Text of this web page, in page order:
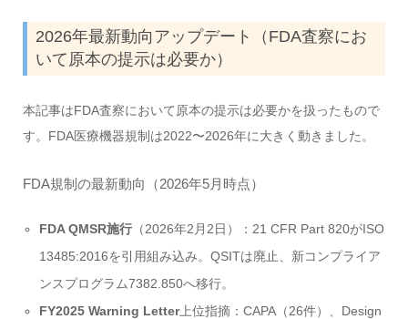
2026年最新動向アップデート（FDA査察にお
いて原本の提示は必要か）
本記事はFDA査察において原本の提示は必要かを扱ったもので
す。FDA医療機器規制は2022〜2026年に大きく動きました。
FDA規制の最新動向（2026年5月時点）
FDA QMSR施行 （2026年2月2日）：21 CFR Part 820がISO
13485:2016を引用組み込み。QSITは廃止、新コンプライア
ンスプログラム7382.850へ移行。
FY2025 Warning Letter上位指摘：CAPA（26件）、Design